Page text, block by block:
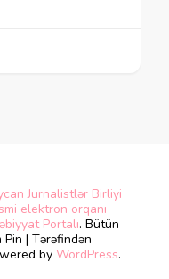
Jurnalistlər Birliyi
elektron orqanı
Portalı. Bütün
Pin | Tərəfindən
by WordPress.